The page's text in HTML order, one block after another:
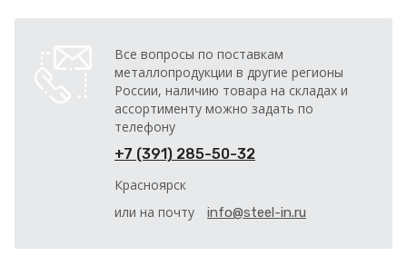
Все вопросы по поставкам
металлопродукции в другие регионы
России, наличию товара на складах и
ассортименту можно задать по
телефону
+7 (391) 285-50-32
Красноярск
или на почту
info@steel-in.ru